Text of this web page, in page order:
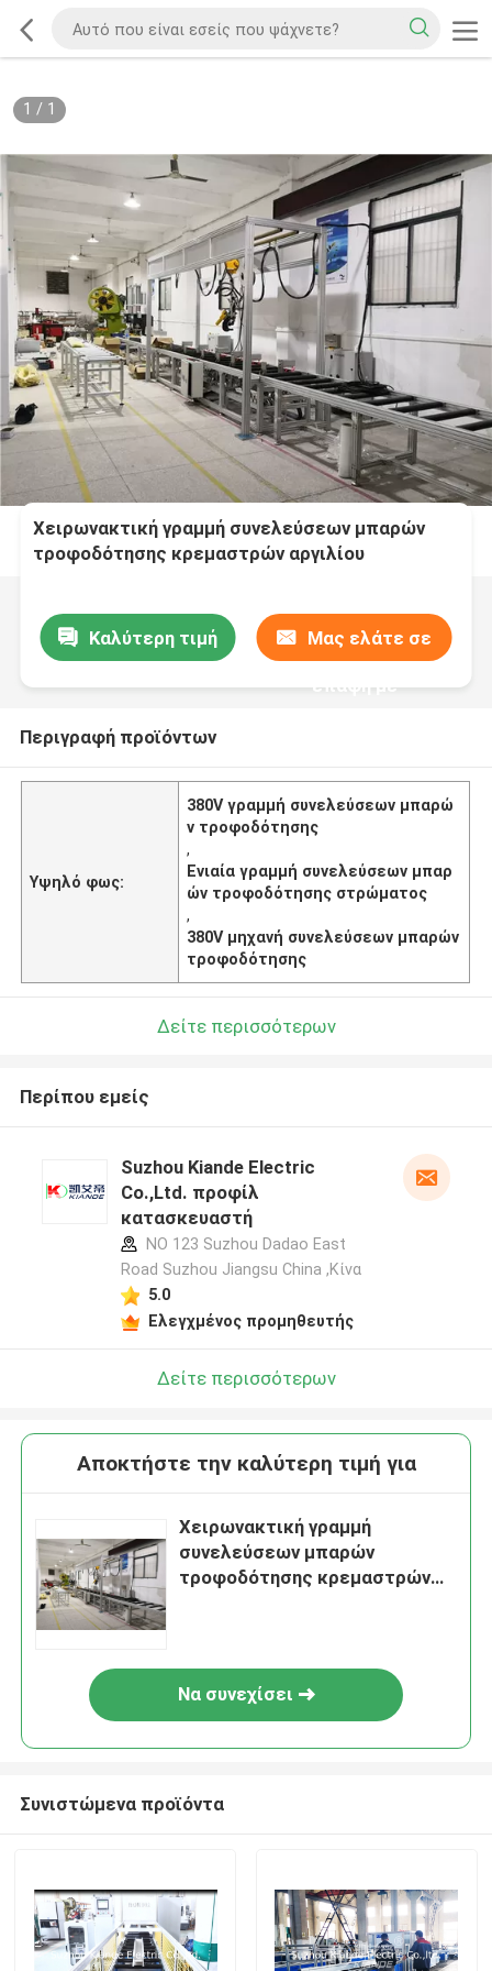
1 / 1
Χειρωνακτική γραμμή συνελεύσεων μπαρών
τροφοδότησης κρεμαστρών αργιλίου
Καλύτερη τιμή Μας ελάτε σε
επαφή με
Περιγραφή προϊόντων
Υψηλό φως:
380V γραμμή συνελεύσεων μπαρώ
ν τροφοδότησης
,
Ενιαία γραμμή συνελεύσεων μπαρ
ών τροφοδότησης στρώματος
,
380V μηχανή συνελεύσεων μπαρών
τροφοδότησης
Δείτε περισσότερων
Περίπου εμείς
Suzhou Kiande Electric
Co.,Ltd. προφίλ
κατασκευαστή
NO 123 Suzhou Dadao East
Road Suzhou Jiangsu China ,Κίνα
5.0
Ελεγχμένος προμηθευτής
Δείτε περισσότερων
Αποκτήστε την καλύτερη τιμή για
Χειρωνακτική γραμμή
συνελεύσεων μπαρών
τροφοδότησης κρεμαστρών
Να συνεχίσει
Συνιστώμενα προϊόντα